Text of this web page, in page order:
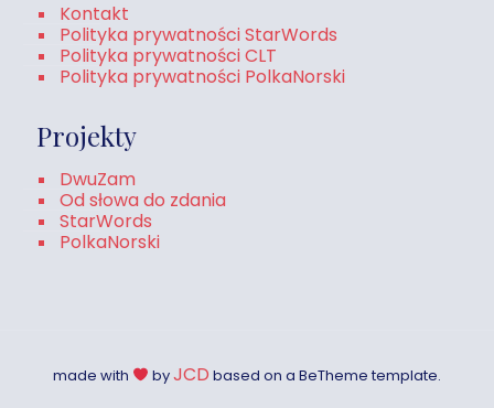
Kontakt
Polityka prywatności StarWords
Polityka prywatności CLT
Polityka prywatności PolkaNorski
Projekty
DwuZam
Od słowa do zdania
StarWords
PolkaNorski
made with byJCD based on a BeTheme template.